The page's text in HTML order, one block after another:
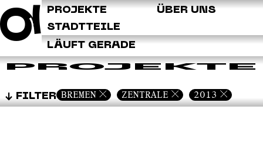
ÜBER UNS
PROJEKTE
STADTTEILE
LÄUFT GERADE
PROJEKTE
FILTER BREMEN ZENTRALE 2013